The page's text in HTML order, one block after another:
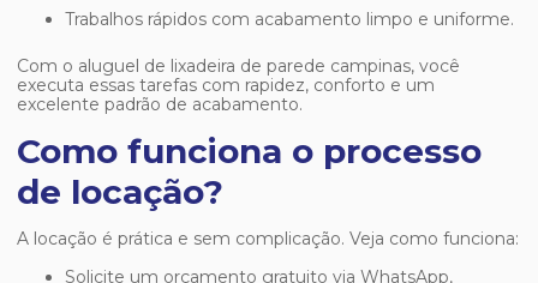
Trabalhos rápidos com acabamento limpo e uniforme.
Com o aluguel de lixadeira de parede campinas, você
executa essas tarefas com rapidez, conforto e um
excelente padrão de acabamento.
Como funciona o processo
de locação?
A locação é prática e sem complicação. Veja como funciona:
Solicite um orçamento gratuito via WhatsApp,